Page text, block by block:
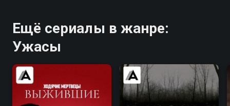
Ещё сериалы в жанре:
Ужасы